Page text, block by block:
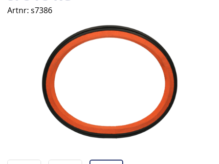
Artnr s7386
afbeeldingen-